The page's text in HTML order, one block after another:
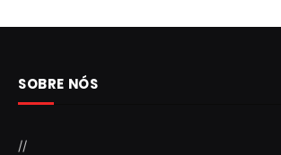
SOBRE NÓS
//